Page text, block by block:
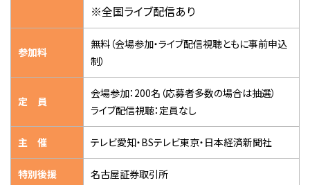
※全国ライブ配信あり
参加料
無料（会場参加・ライブ配信視聴ともに事前申込
制）
定 員
会場参加：200名（応募者多数の場合は抽選）
ライブ配信視聴：定員なし
主 催 テレビ愛知・BSテレビ東京・日本経済新聞社
特別後援 名古屋証券取引所